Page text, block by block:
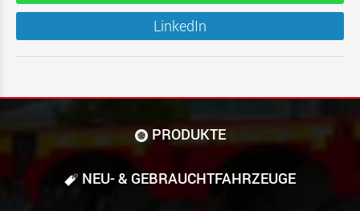
LinkedIn
PRODUKTE
NEU- & GEBRAUCHT­FAHRZEUGE